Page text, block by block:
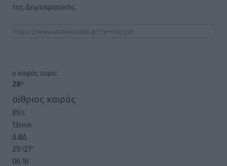
της Δημοκρατικής.
o καιρός τώρα:
28°
αίθριος καιρός
85%
13km/h
Δ-ΒΔ
25°/27°
06:16